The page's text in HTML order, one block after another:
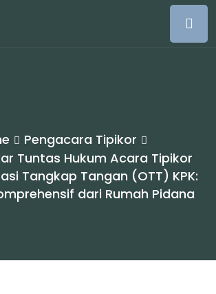
Pengacara Tipikor
Tuntas Hukum Acara Tipikor
Tangkap Tangan (OTT) KPK:
dari Rumah Pidana